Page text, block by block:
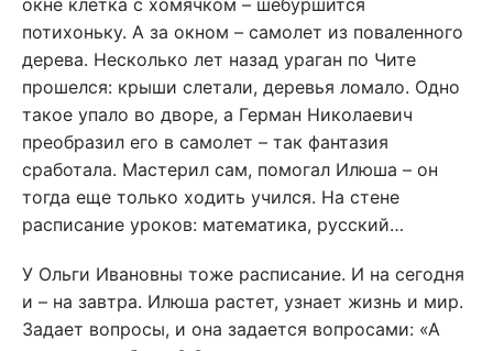
окне клетка с хомячком – шебуршится
потихоньку. А за окном – самолет из поваленного
дерева. Несколько лет назад ураган по Чите
прошелся: крыши слетали, деревья ломало. Одно
такое упало во дворе, а Герман Николаевич
преобразил его в самолет – так фантазия
сработала. Мастерил сам, помогал Илюша – он
тогда еще только ходить учился. На стене
расписание уроков: математика, русский…
У Ольги Ивановны тоже расписание. И на сегодня
и – на завтра. Илюша растет, узнает жизнь и мир.
Задает вопросы, и она задается вопросами: «А